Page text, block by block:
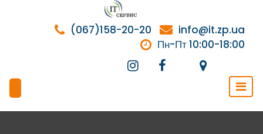
содержимому
info@it.zp.ua
(067)158-20-20
Пн-Пт 10:00-18:00